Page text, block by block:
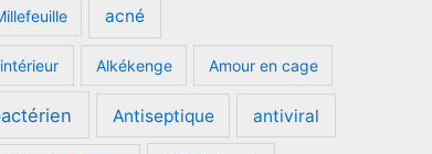
acné
Alkékenge Amour en cage
Antiseptique antiviral